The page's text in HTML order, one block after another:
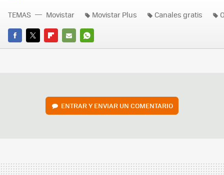
FACEBOOK
TWITTERFLIPBOARD
E-
WHATSAPP
TEMAS Movistar Movistar Plus Canales gratis
ENTRAR Y ENVIAR UN COMENTARIO